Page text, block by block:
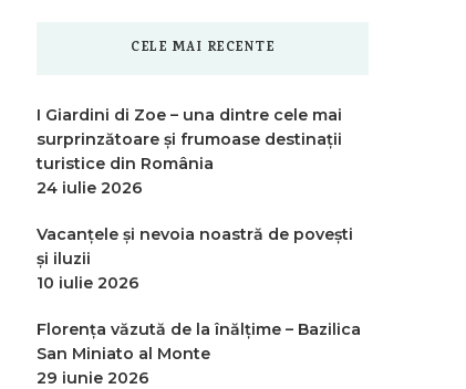
CELE MAI RECENTE
I Giardini di Zoe – una dintre cele mai
surprinzătoare și frumoase destinații
turistice din România
24 iulie 2026
Vacanțele și nevoia noastră de povești
și iluzii
10 iulie 2026
Florența văzută de la înălțime – Bazilica
San Miniato al Monte
29 iunie 2026